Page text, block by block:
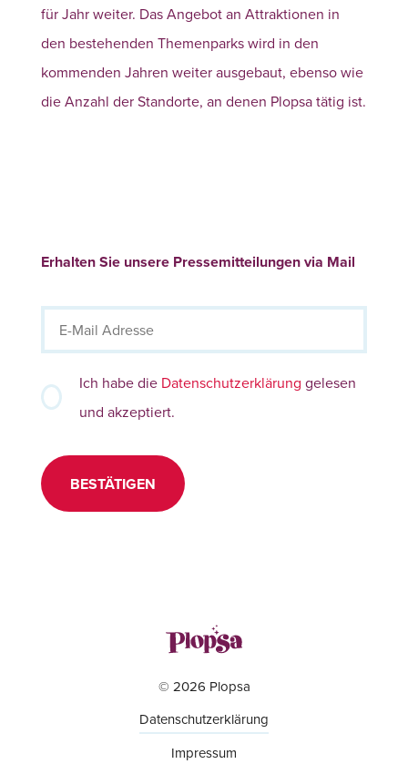
für Jahr weiter. Das Angebot an Attraktionen in
den bestehenden Themenparks wird in den
kommenden Jahren weiter ausgebaut, ebenso wie
die Anzahl der Standorte, an denen Plopsa tätig ist.
Erhalten Sie unsere Pressemitteilungen via Mail
Ich habe die Datenschutzerklärung gelesen
und akzeptiert.
BESTÄTIGEN
© 2026 Plopsa
Datenschutzerklärung
Impressum